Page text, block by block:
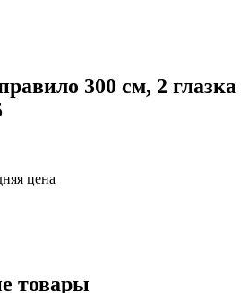
300 см, 2 глазка
цена
товары